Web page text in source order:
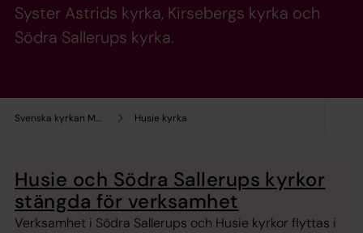
Svenska kyrkan Malmö Husie kyrka
Syster Astrids kyrka, Kirsebergs kyrka och
Södra Sallerups kyrka.
Husie och Södra Sallerups kyrkor
stängda för verksamhet
Verksamhet i Södra Sallerups och Husie kyrkor flyttas i